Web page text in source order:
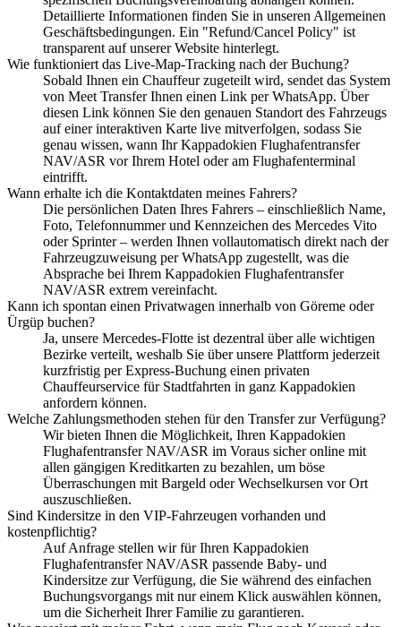
Detaillierte Informationen finden Sie in unseren Allgemeinen
Geschäftsbedingungen. Ein "Refund/Cancel Policy" ist
transparent auf unserer Website hinterlegt.
Wie funktioniert das Live-Map-Tracking nach der Buchung?
Sobald Ihnen ein Chauffeur zugeteilt wird, sendet das System
von Meet Transfer Ihnen einen Link per WhatsApp. Über
diesen Link können Sie den genauen Standort des Fahrzeugs
auf einer interaktiven Karte live mitverfolgen, sodass Sie
genau wissen, wann Ihr Kappadokien Flughafentransfer
NAV/ASR vor Ihrem Hotel oder am Flughafenterminal
eintrifft.
Wann erhalte ich die Kontaktdaten meines Fahrers?
Die persönlichen Daten Ihres Fahrers – einschließlich Name,
Foto, Telefonnummer und Kennzeichen des Mercedes Vito
oder Sprinter – werden Ihnen vollautomatisch direkt nach der
Fahrzeugzuweisung per WhatsApp zugestellt, was die
Absprache bei Ihrem Kappadokien Flughafentransfer
NAV/ASR extrem vereinfacht.
Kann ich spontan einen Privatwagen innerhalb von Göreme oder
Ürgüp buchen?
Ja, unsere Mercedes-Flotte ist dezentral über alle wichtigen
Bezirke verteilt, weshalb Sie über unsere Plattform jederzeit
kurzfristig per Express-Buchung einen privaten
Chauffeurservice für Stadtfahrten in ganz Kappadokien
anfordern können.
Welche Zahlungsmethoden stehen für den Transfer zur Verfügung?
Wir bieten Ihnen die Möglichkeit, Ihren Kappadokien
Flughafentransfer NAV/ASR im Voraus sicher online mit
allen gängigen Kreditkarten zu bezahlen, um böse
Überraschungen mit Bargeld oder Wechselkursen vor Ort
auszuschließen.
Sind Kindersitze in den VIP-Fahrzeugen vorhanden und
kostenpflichtig?
Auf Anfrage stellen wir für Ihren Kappadokien
Flughafentransfer NAV/ASR passende Baby- und
Kindersitze zur Verfügung, die Sie während des einfachen
Buchungsvorgangs mit nur einem Klick auswählen können,
um die Sicherheit Ihrer Familie zu garantieren.